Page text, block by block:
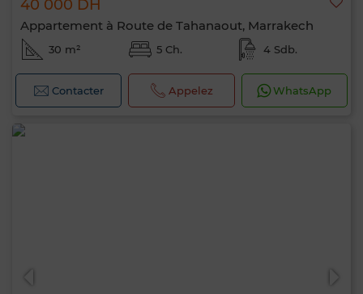
40 000 DH
Appartement à Route de Tahanaout, Marrakech
30 m² 5 Ch. 4 Sdb.
Contacter Appelez WhatsApp